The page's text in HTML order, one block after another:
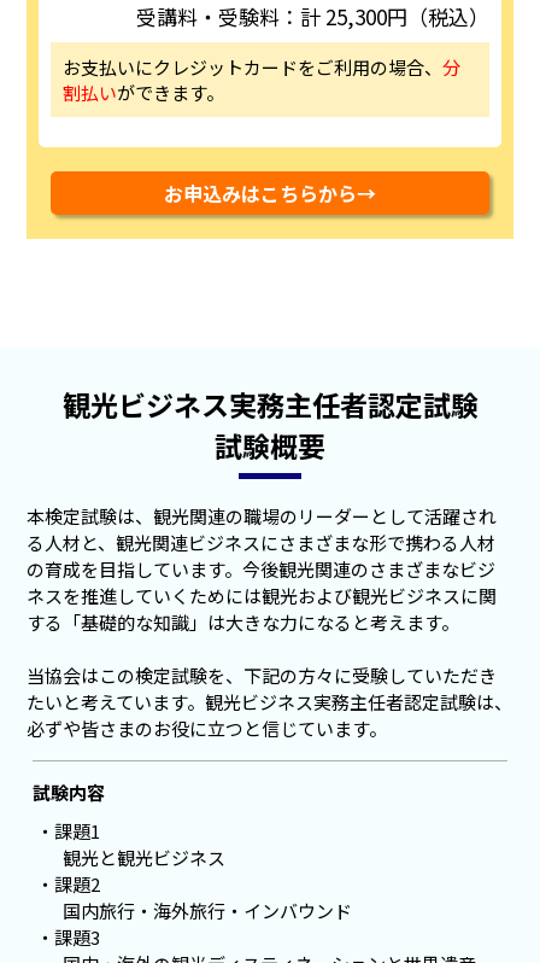
受講料・受験料：計 25,300円（税込）
お支払いにクレジットカードをご利用の場合、分
割払いができます。
お申込みはこちらから→
観光ビジネス実務主任者認定試験
試験概要
本検定試験は、観光関連の職場のリーダーとして活躍され
る人材と、観光関連ビジネスにさまざまな形で携わる人材
の育成を目指しています。今後観光関連のさまざまなビジ
ネスを推進していくためには観光および観光ビジネスに関
する「基礎的な知識」は大きな力になると考えます。
当協会はこの検定試験を、下記の方々に受験していただき
たいと考えています。観光ビジネス実務主任者認定試験は、
必ずや皆さまのお役に立つと信じています。
試験内容
課題1
観光と観光ビジネス
課題2
国内旅行・海外旅行・インバウンド
課題3